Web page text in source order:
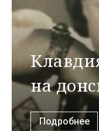
на
Подробнее